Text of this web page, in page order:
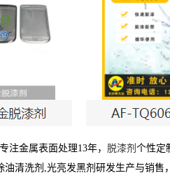
注金属表面处理13年， 脱漆剂 个性定
油清洗剂,光亮发黑剂研发生产与销售